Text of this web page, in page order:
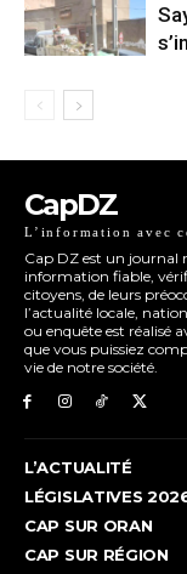
CapDZ
L’information avec
Cap DZ est un journal
information fiable,
citoyens, de leurs
l’actualité locale,
ou enquête est réalisé
que vous puissiez
vie de notre société.
L’ACTUALITÉ
LÉGISLATIVES
CAP SUR ORAN
CAP SUR RÉGION